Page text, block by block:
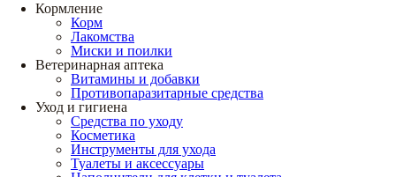
Кормление
Корм
Лакомства
Миски и поилки
Ветеринарная аптека
Витамины и добавки
Противопаразитарные средства
Уход и гигиена
Средства по уходу
Косметика
Инструменты для ухода
Туалеты и аксессуары